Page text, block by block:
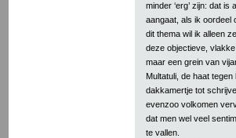
minder ‘erg’ zijn: dat
aangaat, als ik oordeel
dit thema wil ik alleen
deze objectieve,
maar een grein van
Multatuli, de haat
dakkamertje tot
evenzoo volkomen
dat men wel veel
te vallen.